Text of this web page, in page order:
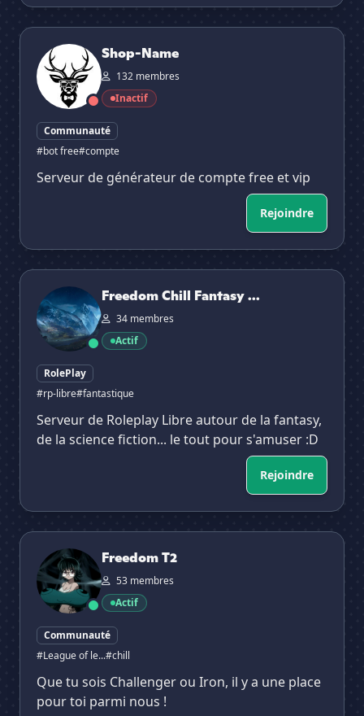
Shop-Name
Shop-Name
132 membres
Inactif
Communauté
#bot free#compte
Serveur de générateur de compte free et vip
Rejoindre
Freedom Chill Fantasy World Rp V3
Freedom Chill Fantasy ...
34 membres
Actif
RolePlay
#rp-libre#fantastique
Serveur de Roleplay Libre autour de la fantasy,
de la science fiction... le tout pour s'amuser :D
Rejoindre
Freedom T2
Freedom T2
53 membres
Actif
Communauté
#League of le...#chill
Que tu sois Challenger ou Iron, il y a une place
pour toi parmi nous !